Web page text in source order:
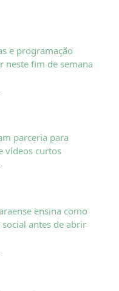
e programação
neste fim de semana
parceria para
vídeos curtos
ensina como
antes de abrir